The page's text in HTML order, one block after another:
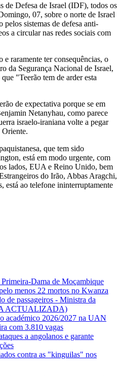
de Defesa de Israel (IDF), todos os
07, sobre o norte de Israel
pelos sistemas de defesa anti-
a circular nas redes sociais com
e raramente ter consequências, o
da Segurança Nacional de Israel,
"Teerão tem de arder esta
de expectativa porque se em
Netanyhau, como parece
israelo-iraniana volte a pegar
que tem sido
está em modo urgente, com
lados, EUA e Reino Unido, bem
do Irão, Abbas Aragchi,
está ao telefone ininterruptamente
Dama de Moçambique
menos 22 mortos no Kwanza
de passageiros - Ministra da
ACTUALIZADA)
académico 2026/2027 na UAN
com 3.810 vagas
a angolanos e garante
contra as "kinguilas" nos